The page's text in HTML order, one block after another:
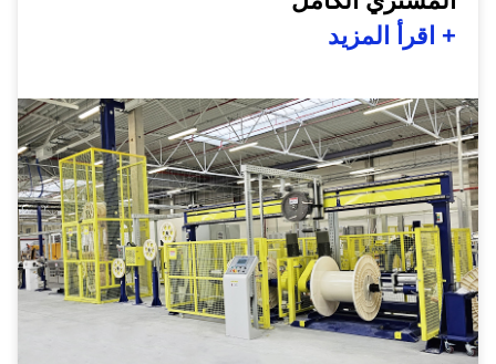
2026-08-03 مدير المواقع
كيف يتم تصنيع كابلات الألياف الضوئية:
عملية التصنيع الكاملة